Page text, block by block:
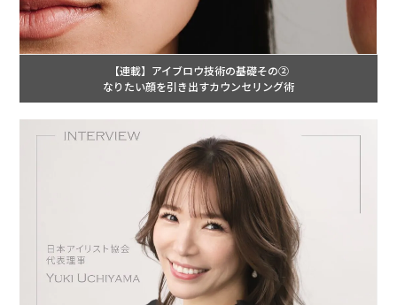
【連載】アイブロウ技術の基礎その②
なりたい顔を引き出すカウンセリング術